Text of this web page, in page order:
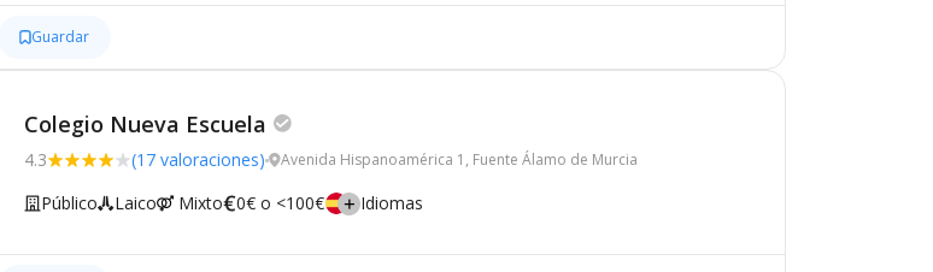
Guardar
Colegio Nueva Escuela
4.3 (17 valoraciones) Avenida Hispanoamérica 1, Fuente Álamo de Murcia
Público Laico Mixto 0€ o <100€ Idiomas